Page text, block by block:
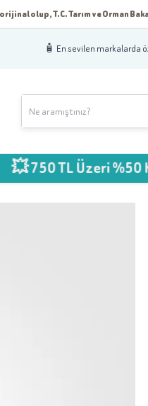
olup, T.C. Tarım ve Orman
🧴 En sevilen markalarda
TL Üzeri %50 Kargo